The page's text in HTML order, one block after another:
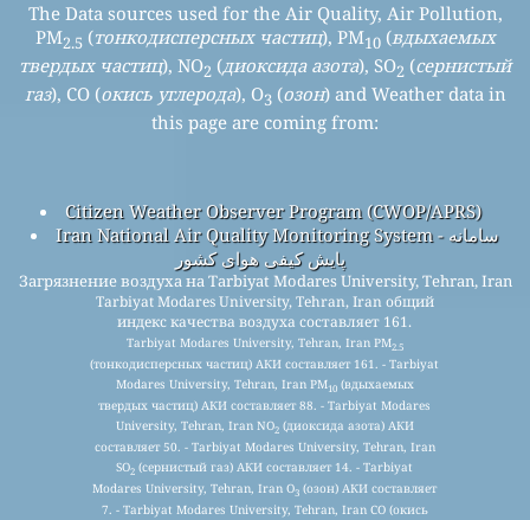
The Data sources used for the Air Quality, Air Pollution,
PM2.5 (тонкодисперсных частиц), PM10(вдыхаемых
твердых частиц), NO2 (диоксида азота), SO2 (сернистый
газ), CO (окись углерода), O3 (озон) and Weather data in
this page are coming from:
Citizen Weather Observer Program (CWOP/APRS)
Iran National Air Quality Monitoring System - سامانه
پایش کیفی هوای کشور
Загрязнение воздуха на Tarbiyat Modares University, Tehran, Iran
Tarbiyat Modares University, Tehran, Iran общий
индекс качества воздуха составляет 161.
Tarbiyat Modares University, Tehran, Iran PM2.5
(тонкодисперсных частиц) АКИ составляет 161. - Tarbiyat
Modares University, Tehran, Iran PM10(вдыхаемых
твердых частиц) АКИ составляет 88. - Tarbiyat Modares
University, Tehran, Iran NO2(диоксида азота) АКИ
составляет 50. - Tarbiyat Modares University, Tehran, Iran
SO2 (сернистый газ) АКИ составляет 14. - Tarbiyat
Modares University, Tehran, Iran O3 (озон) АКИ составляет
7. - Tarbiyat Modares University, Tehran, Iran CO (окись